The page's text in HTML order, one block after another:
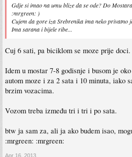
Gdje si imao na umu blize da se ode? Do
:mrgreen: )
Cujem da gore iza Srebrenika ima neko privatno
Ima sarana i bijele ribe...
Cuj 6 sati, pa biciklom se moze prije doci.
Idem u mostar 7-8 godisnje i busom je
autom moze i za 2 sata i 10 minuta, iako
brzim vozacima.
Vozom treba između tri i tri i po sata.
btw ja sam za, ali ja ako budem isao,
:mrgreen: :mrgreen:
Apr 16, 2013